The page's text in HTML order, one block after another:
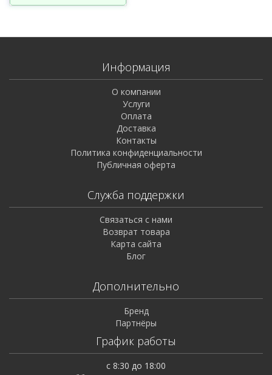
Информация
О компании
Услуги
Оплата
Доставка
Контакты
Политика конфиденциальности
Публичная оферта
Служба поддержки
Связаться с нами
Возврат товара
Карта сайта
Блог
Дополнительно
Бренд
Партнёры
График работы
с 8:30 до 18:00